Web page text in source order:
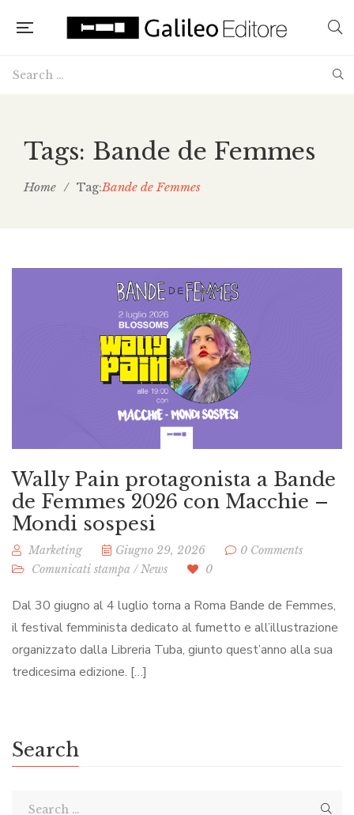
Tags: Bande de Femmes
Home / Tag:Bande de Femmes
Wally Pain protagonista a Bande
de Femmes 2026 con Macchie –
Mondi sospesi
Marketing Giugno 29, 2026
0 Comments
Comunicati stampa /News 0
Dal 30 giugno al 4 luglio torna a Roma Bande de Femmes,
il festival femminista dedicato al fumetto e all’illustrazione
organizzato dalla Libreria Tuba, giunto quest’anno alla sua
tredicesima edizione. […]
Search